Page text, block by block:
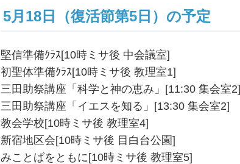
5月18日（復活節第5日）の予定
堅信準備ｸﾗｽ[10時ミサ後 中会議室]
初聖体準備ｸﾗｽ[10時ミサ後 教理室1]
三田助祭講座「科学と神の恵み」[11:30 集会室2]
三田助祭講座「イエスを知る」[13:30 集会室2]
教会学校[10時ミサ後 教理室4]
新宿地区会[10時ミサ後 目白台公園]
みことばをともに[10時ミサ後 教理室5]